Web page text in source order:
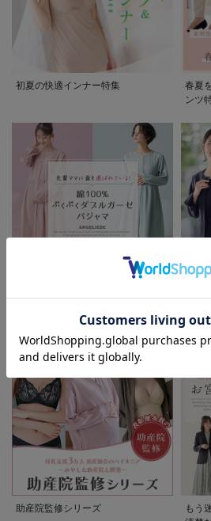
お気に入り商品を
初夏の快適インナー特集
春夏
ンツ
先輩ママに最も選ばれている!ぷく
着回
助産院監修シリーズ
もう